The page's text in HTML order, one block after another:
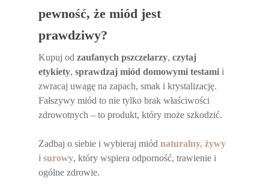
pewność, że miód jest
prawdziwy?
Kupuj odzaufanych pszczelarzy,czytaj
etykiety,sprawdzaj miód domowymi testami i
zwracaj uwagę na zapach, smak i krystalizację.
Fałszywy miód to nie tylko brak właściwości
zdrowotnych – to produkt, który może szkodzić.
Zadbaj o siebie i wybieraj miódnaturalny, żywy
i surowy, który wspiera odporność, trawienie i
ogólne zdrowie.